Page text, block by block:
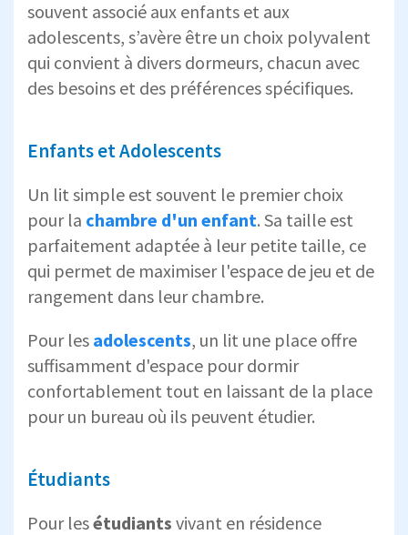
souvent associé aux enfants et aux
adolescents, s’avère être un choix polyvalent
qui convient à divers dormeurs, chacun avec
des besoins et des préférences spécifiques.
Enfants et Adolescents
Un lit simple est souvent le premier choix
pour la chambre d'un enfant. Sa taille est
parfaitement adaptée à leur petite taille, ce
qui permet de maximiser l'espace de jeu et de
rangement dans leur chambre.
Pour les adolescents, un lit une place offre
suffisamment d'espace pour dormir
confortablement tout en laissant de la place
pour un bureau où ils peuvent étudier.
Étudiants
Pour lesétudiants vivant en résidence